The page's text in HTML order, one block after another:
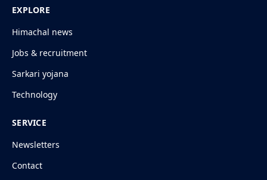
EXPLORE
Himachal news
Jobs & recruitment
Sarkari yojana
Technology
SERVICE
Newsletters
Contact